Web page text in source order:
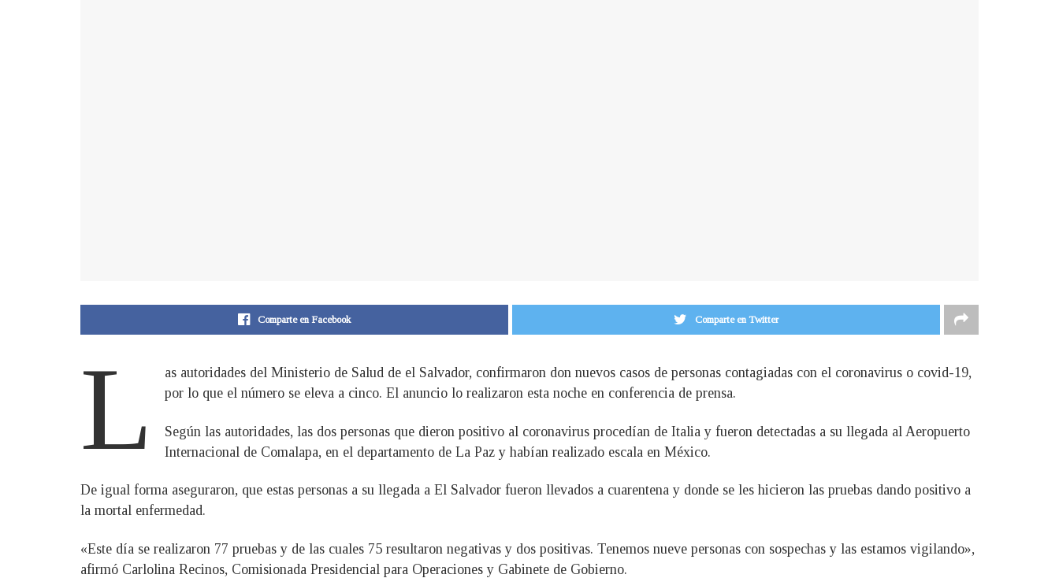
Comparte en Facebook Comparte en Twitter
L
as autoridades del Ministerio de Salud de el Salvador, confirmaron don nuevos casos de personas contagiadas con el coronavirus o covid-19,
por lo que el número se eleva a cinco. El anuncio lo realizaron esta noche en conferencia de prensa.
Según las autoridades, las dos personas que dieron positivo al coronavirus procedían de Italia y fueron detectadas a su llegada al Aeropuerto
Internacional de Comalapa, en el departamento de La Paz y habían realizado escala en México.
De igual forma aseguraron, que estas personas a su llegada a El Salvador fueron llevados a cuarentena y donde se les hicieron las pruebas dando positivo a
la mortal enfermedad.
«Este día se realizaron 77 pruebas y de las cuales 75 resultaron negativas y dos positivas. Tenemos nueve personas con sospechas y las estamos vigilando»,
afirmó Carlolina Recinos, Comisionada Presidencial para Operaciones y Gabinete de Gobierno.